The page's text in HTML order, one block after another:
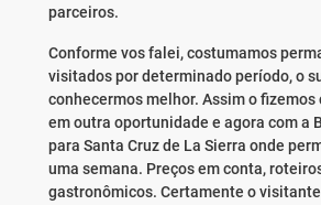
parceiros.
Conforme vos falei, costumamos
visitados por determinado período, o
conhecermos melhor. Assim o fizemos
em outra oportunidade e agora com a
para Santa Cruz de La Sierra onde
uma semana. Preços em conta,
gastronômicos. Certamente o